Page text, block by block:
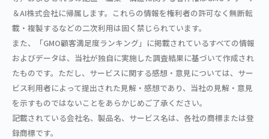
＆AI株式会社に帰属します。これらの情報を権利者の許可なく無断転
載・複製するなどの二次利用は固く禁じられています。
また、「GMO顧客満足度ランキング」に掲載されているすべての情報
およびデータは、当社が独自に実施した調査結果に基づいて作成され
たものです。ただし、サービスに関する感想・意見については、サー
ビス利用者によって提出された見解・感想であり、当社の見解・意見
を示すものではないことをあらかじめご了承ください。
記載されている会社名、製品名、サービス名は、各社の商標または登
録商標です。